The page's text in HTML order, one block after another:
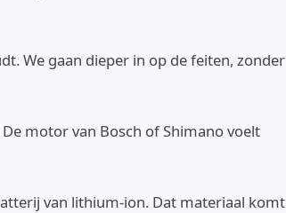
We gaan dieper in op de feiten, zonder
motor van Bosch of Shimano voelt
van lithium-ion. Dat materiaal komt